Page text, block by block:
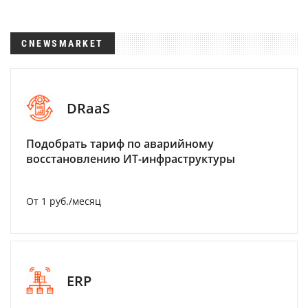
CNEWSMARKET
DRaaS
Подобрать тариф по аварийному
восстановлению ИТ-инфраструктуры
От 1 руб./месяц
ERP